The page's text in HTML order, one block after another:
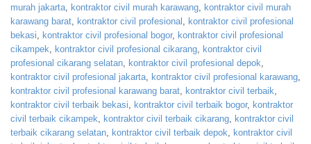
murah jakarta, kontraktor civil murah karawang, kontraktor civil murah
karawang barat, kontraktor civil profesional , kontraktor civil profesional
bekasi, kontraktor civil profesional bogor, kontraktor civil profesional
cikampek, kontraktor civil profesional cikarang, kontraktor civil
profesional cikarang selatan, kontraktor civil profesional depok,
kontraktor civil profesional jakarta, kontraktor civil profesional karawang,
kontraktor civil profesional karawang barat, kontraktor civil terbaik,
kontraktor civil terbaik bekasi, kontraktor civil terbaik bogor, kontraktor
civil terbaik cikampek, kontraktor civil terbaik cikarang, kontraktor civil
terbaik cikarang selatan, kontraktor civil terbaik depok, kontraktor civil